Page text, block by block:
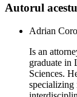
Autorul
Adrian
Is an
graduate in
Sciences.
specializing